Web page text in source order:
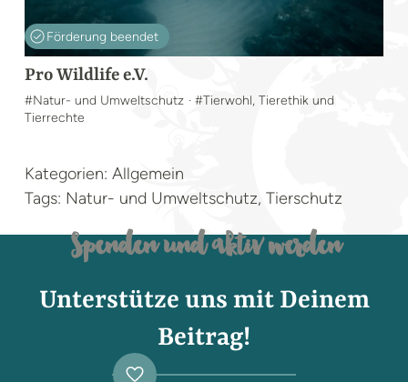
Förderung beendet
Pro Wildlife e.V.
#Natur- und Umweltschutz · #Tierwohl, Tierethik und
Tierrechte
Kategorien: Allgemein
Tags: Natur- und Umweltschutz, Tierschutz
Spenden und aktiv werden
Unterstütze uns mit Deinem
Beitrag!